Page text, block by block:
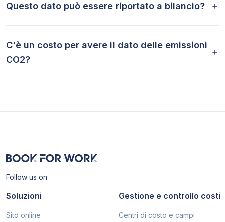
Questo dato può essere riportato a bilancio?
C'è un costo per avere il dato delle emissioni
CO2?
Follow us on
Soluzioni
Sito online
Gestione e controllo costi
Centri di costo e campi